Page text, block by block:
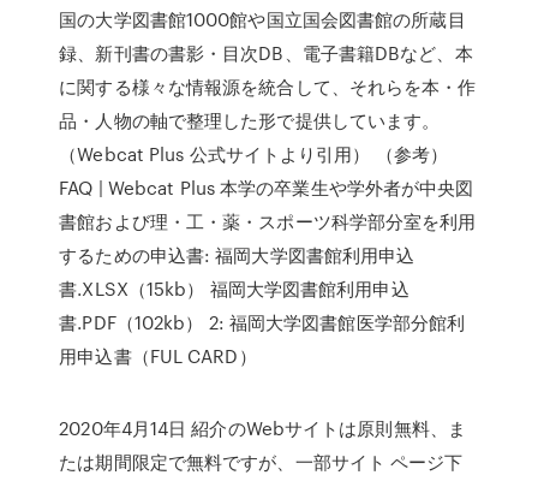
国の大学図書館1000館や国立国会図書館の所蔵目
録、新刊書の書影・目次DB、電子書籍DBなど、本
に関する様々な情報源を統合して、それらを本・作
品・人物の軸で整理した形で提供しています。
（Webcat Plus 公式サイトより引用） （参考）
FAQ | Webcat Plus 本学の卒業生や学外者が中央図
書館および理・工・薬・スポーツ科学部分室を利用
するための申込書: 福岡大学図書館利用申込
書.XLSX（15kb） 福岡大学図書館利用申込
書.PDF（102kb） 2: 福岡大学図書館医学部分館利
用申込書（FUL CARD）
2020年4月14日 紹介のWebサイトは原則無料、ま
たは期間限定で無料ですが、一部サイト ページ下